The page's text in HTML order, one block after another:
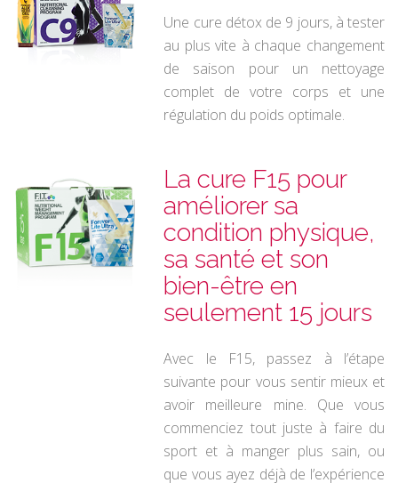
Une cure détox de 9 jours, à tester
au plus vite à chaque changement
de saison pour un nettoyage
complet de votre corps et une
régulation du poids optimale.
La cure F15 pour
améliorer sa
condition physique,
sa santé et son
bien-être en
seulement 15 jours
Avec le F15, passez à l’étape
suivante pour vous sentir mieux et
avoir meilleure mine. Que vous
commenciez tout juste à faire du
sport et à manger plus sain, ou
que vous ayez déjà de l’expérience